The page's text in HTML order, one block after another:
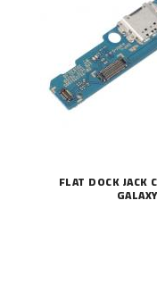
FLAT DOCK JACK